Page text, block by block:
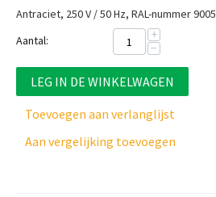
Antraciet, 250 V / 50 Hz, RAL-nummer 9005
Aantal:
+
−
LEG IN DE WINKELWAGEN
Toevoegen aan verlanglijst
Aan vergelijking toevoegen